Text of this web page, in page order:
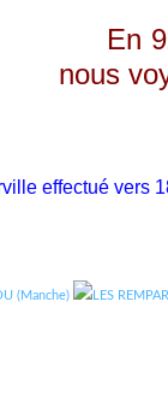
En
nous
effectué vers